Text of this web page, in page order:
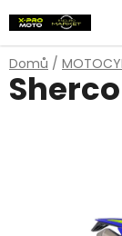
na
obsah
Domů /